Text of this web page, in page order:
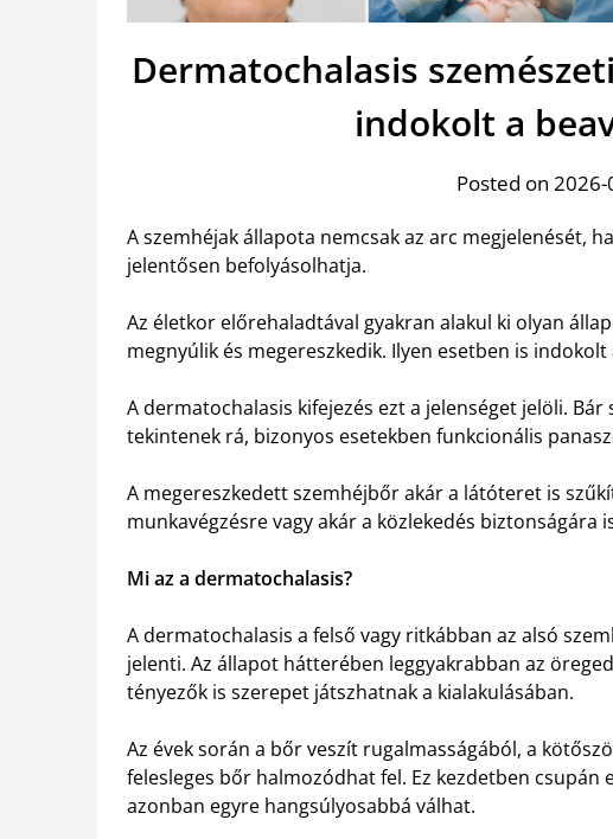
Dermatochalasis
indokolt a
Posted on 2026-
A szemhéjak állapota nemcsak az arc megjelenését,
jelentősen befolyásolhatja.
Az életkor előrehaladtával gyakran alakul ki olyan
megnyúlik és megereszkedik. Ilyen esetben is indokolt
A dermatochalasis kifejezés ezt a jelenséget jelöli.
tekintenek rá, bizonyos esetekben funkcionális
A megereszkedett szemhéjbőr akár a látóteret is
munkavégzésre vagy akár a közlekedés biztonságára
Mi az a dermatochalasis?
A dermatochalasis a felső vagy ritkábban az alsó
jelenti. Az állapot hátterében leggyakrabban az
tényezők is szerepet játszhatnak a kialakulásában.
Az évek során a bőr veszít rugalmasságából, a
felesleges bőr halmozódhat fel. Ez kezdetben
azonban egyre hangsúlyosabbá válhat.